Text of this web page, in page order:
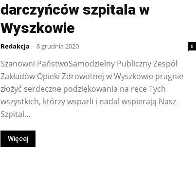
darczyńców szpitala w
Wyszkowie
Redakcja - 8 grudnia 2020 0
Szanowni PaństwoSamodzielny Publiczny Zespół
Zakładów Opieki Zdrowotnej w Wyszkowie pragnie
złożyć serdeczne podziękowania na ręce Tych
wszystkich, którzy wsparli i nadal wspierają Nasz
Szpital...
Więcej